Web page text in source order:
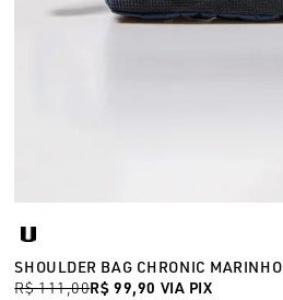
SHOULDER BAG CHRONIC MARINHO
R$ 99,90 VIA PIX
R$ 111,00